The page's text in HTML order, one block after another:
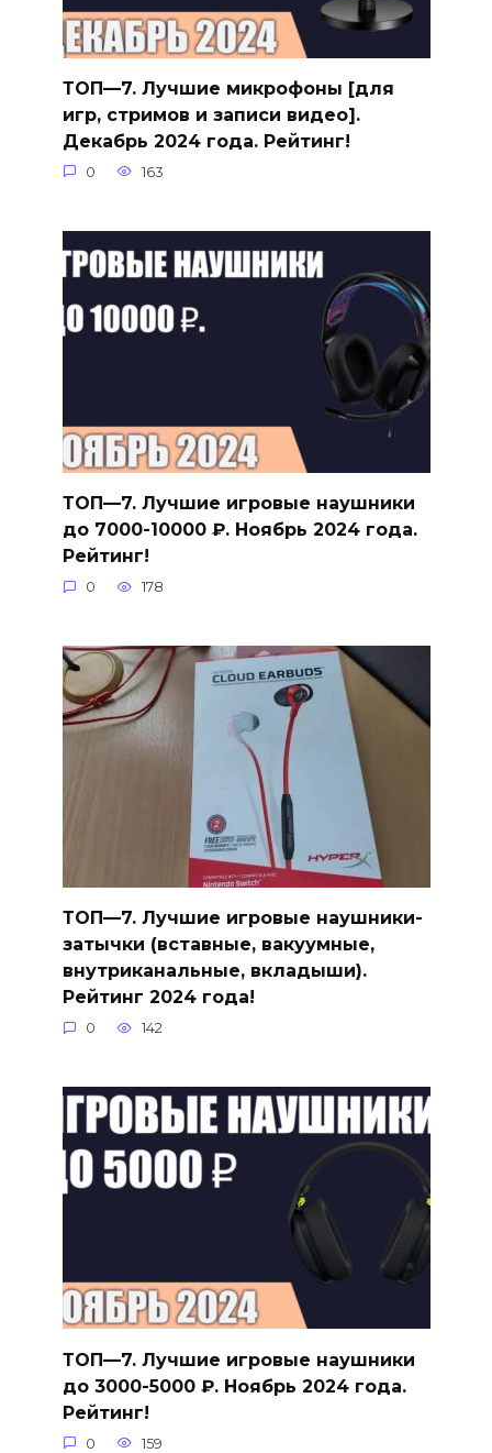
ТОП—7. Лучшие микрофоны [для
игр, стримов и записи видео].
Декабрь 2024 года. Рейтинг!
0 163
ТОП—7. Лучшие игровые наушники
до 7000-10000 ₽. Ноябрь 2024 года.
Рейтинг!
0 178
ТОП—7. Лучшие игровые наушники-
затычки (вставные, вакуумные,
внутриканальные, вкладыши).
Рейтинг 2024 года!
0 142
ТОП—7. Лучшие игровые наушники
до 3000-5000 ₽. Ноябрь 2024 года.
Рейтинг!
0 159